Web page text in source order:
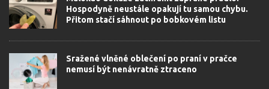
Hospodyně neustále opakují tu samou chybu.
Přitom stačí sáhnout po bobkovém listu
Sražené vlněné oblečení po praní v pračce
nemusí být nenávratně ztraceno